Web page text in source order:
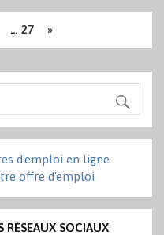
… 27 »
d'emploi en ligne
offre d'emploi
RÉSEAUX SOCIAUX